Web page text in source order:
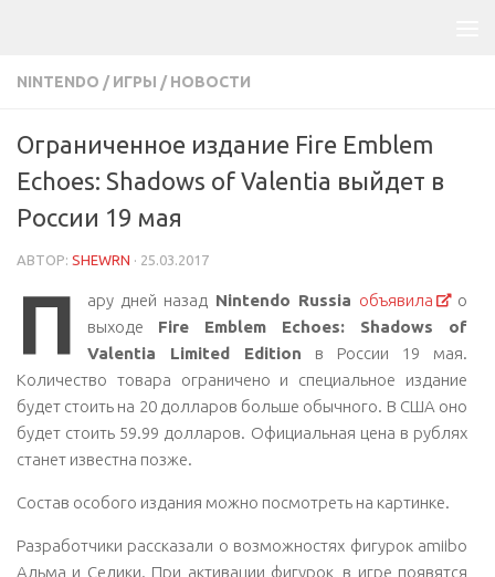
NINTENDO / ИГРЫ / НОВОСТИ
Ограниченное издание Fire Emblem
Echoes: Shadows of Valentia выйдет в
России 19 мая
АВТОР: SHEWRN · 25.03.2017
П ару дней назад Nintendo Russia объявила
о
выходе Fire Emblem Echoes: Shadows of
Valentia Limited Edition в России 19 мая.
Количество товара ограничено и специальное издание
будет стоить на 20 долларов больше обычного. В США оно
будет стоить 59.99 долларов. Официальная цена в рублях
станет известна позже.
Состав особого издания можно посмотреть на картинке.
Разработчики рассказали о возможностях фигурок amiibo
Альма и Селики. При активации фигурок, в игре появятся